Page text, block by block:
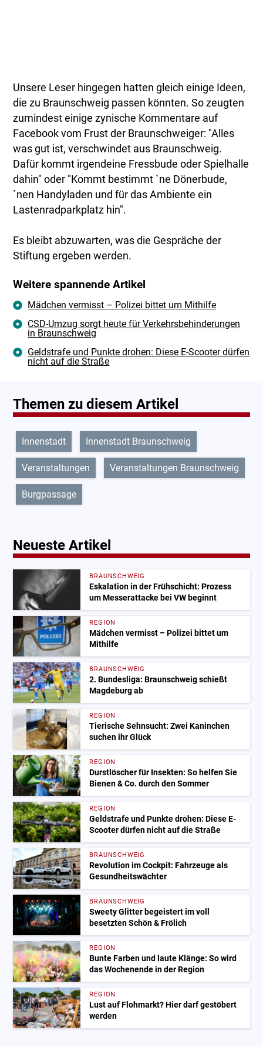
Unsere Leser hingegen hatten gleich einige Ideen,
die zu Braunschweig passen könnten. So zeugten
zumindest einige zynische Kommentare auf
Facebook vom Frust der Braunschweiger: "Alles
was gut ist, verschwindet aus Braunschweig.
Dafür kommt irgendeine Fressbude oder Spielhalle
dahin" oder "Kommt bestimmt `ne Dönerbude,
`nen Handyladen und für das Ambiente ein
Lastenradparkplatz hin".
Es bleibt abzuwarten, was die Gespräche der
Stiftung ergeben werden.
Weitere spannende Artikel
Mädchen vermisst – Polizei bittet um Mithilfe
CSD-Umzug sorgt heute für Verkehrsbehinderungen
in Braunschweig
Geldstrafe und Punkte drohen: Diese E-Scooter dürfen
nicht auf die Straße
Themen zu diesem Artikel
Innenstadt Innenstadt Braunschweig
Veranstaltungen Veranstaltungen Braunschweig
Burgpassage
Neueste Artikel
BRAUNSCHWEIG
Eskalation in der Frühschicht: Prozess
um Messerattacke bei VW beginnt
REGION
Mädchen vermisst – Polizei bittet um
Mithilfe
BRAUNSCHWEIG
2. Bundesliga: Braunschweig schießt
Magdeburg ab
REGION
Tierische Sehnsucht: Zwei Kaninchen
suchen ihr Glück
REGION
Durstlöscher für Insekten: So helfen Sie
Bienen & Co. durch den Sommer
REGION
Geldstrafe und Punkte drohen: Diese E-
Scooter dürfen nicht auf die Straße
BRAUNSCHWEIG
Revolution im Cockpit: Fahrzeuge als
Gesundheitswächter
BRAUNSCHWEIG
Sweety Glitter begeistert im voll
besetzten Schön & Frölich
REGION
Bunte Farben und laute Klänge: So wird
das Wochenende in der Region
REGION
Lust auf Flohmarkt? Hier darf gestöbert
werden